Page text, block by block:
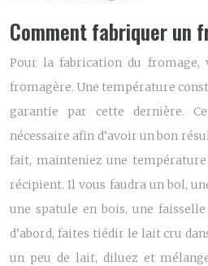
Comment fabriquer un
Pour lafabrication du fromage,
fromagère. Une température
garantie par cette dernière.
nécessaire afin d’avoir un bon
fait, mainteniez une
récipient. Il vous faudra un bol,
une spatule en bois, une
d’abord, faites tiédir le lait cru
un peu de lait, diluez et